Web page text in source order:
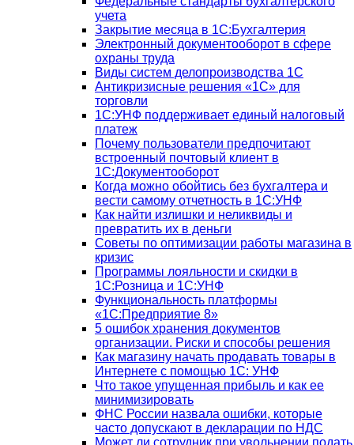
учета
Закрытие месяца в 1С:Бухгалтерия
Электронный документооборот в сфере
охраны труда
Виды систем делопроизводства 1C
Антикризисные решения «1С» для
торговли
1С:УНФ поддерживает единый налоговый
платеж
Почему пользователи предпочитают
встроенный почтовый клиент в
1С:Документооборот
Когда можно обойтись без бухгалтера и
вести самому отчетность в 1С:УНФ
Как найти излишки и неликвиды и
превратить их в деньги
Советы по оптимизации работы магазина в
кризис
Программы лояльности и скидки в
1С:Розница и 1С:УНФ
Функциональность платформы
«1С:Предприятие 8»
5 ошибок хранения документов
организации. Риски и способы решения
Как магазину начать продавать товары в
Интернете с помощью 1С: УНФ
Что такое упущенная прибыль и как ее
минимизировать
ФНС России назвала ошибки, которые
часто допускают в декларации по НДС
Может ли сотрудник при увольнении подать